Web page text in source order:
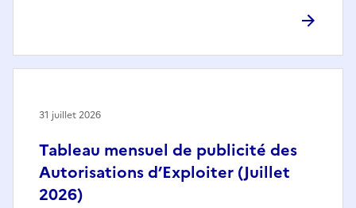
Tableau mensuel de publicité des
Autorisations d’Exploiter (Juillet
2026)
31 juillet 2026